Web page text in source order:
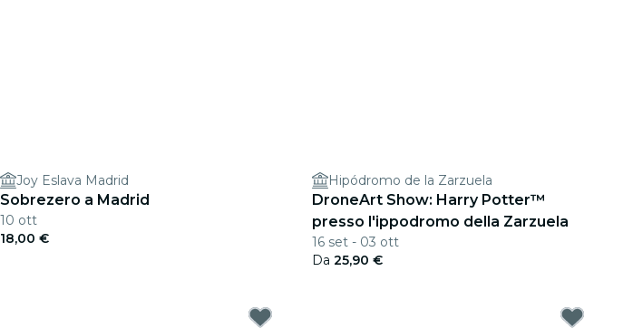
Joy Eslava Madrid
Sobrezero a Madrid
10 ott
18,00 €
Hipódromo de la Zarzuela
DroneArt Show: Harry Potter™
presso l'ippodromo della Zarzuela
16 set - 03 ott
Da 25,90 €